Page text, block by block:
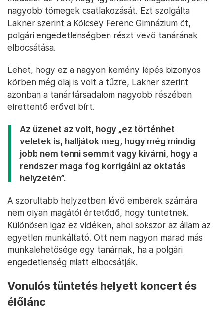
nagyobb tömegek csatlakozását. Ezt szolgálta
Lakner szerint a Kölcsey Ferenc Gimnázium öt,
polgári engedetlenségben részt vevő tanárának
elbocsátása.
Lehet, hogy ez a nagyon kemény lépés bizonyos
körben még olaj is volt a tűzre, Lakner szerint
azonban a tanártársadalom nagyobb részében
elrettentő erővel bírt.
Az üzenet az volt, hogy „ez történhet
veletek is, halljátok meg, hogy még mindig
jobb nem tenni semmit vagy kivárni, hogy a
rendszer maga fog korrigálni az oktatás
helyzetén”.
A szorultabb helyzetben lévő emberek számára
nem olyan magától értetődő, hogy tüntetnek.
Különösen igaz ez vidéken, ahol sokszor az állam az
egyetlen munkáltató. Ott nem nagyon marad más
munkalehetősége egy tanárnak, ha a polgári
engedetlenség miatt elbocsátják.
Vonulós tüntetés helyett koncert és
élőlánc